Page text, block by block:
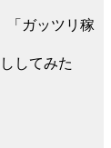
「ガッツリ稼
してみた